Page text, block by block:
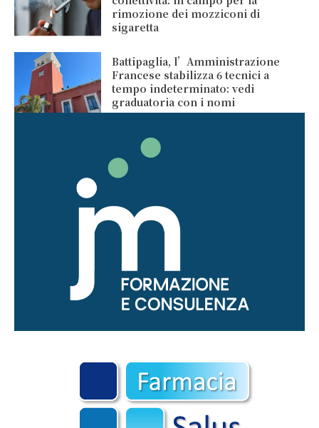
rimozione dei mozziconi di
sigaretta
Battipaglia, l’Amministrazione
Francese stabilizza 6 tecnici a
tempo indeterminato: vedi
graduatoria con i nomi